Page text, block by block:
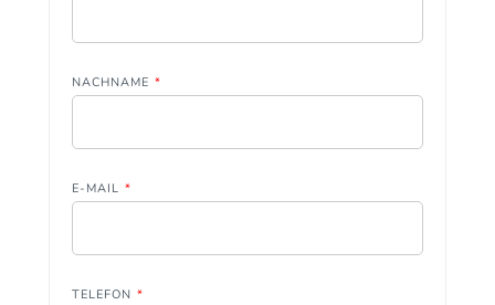
NACHNAME *
E-MAIL *
TELEFON *